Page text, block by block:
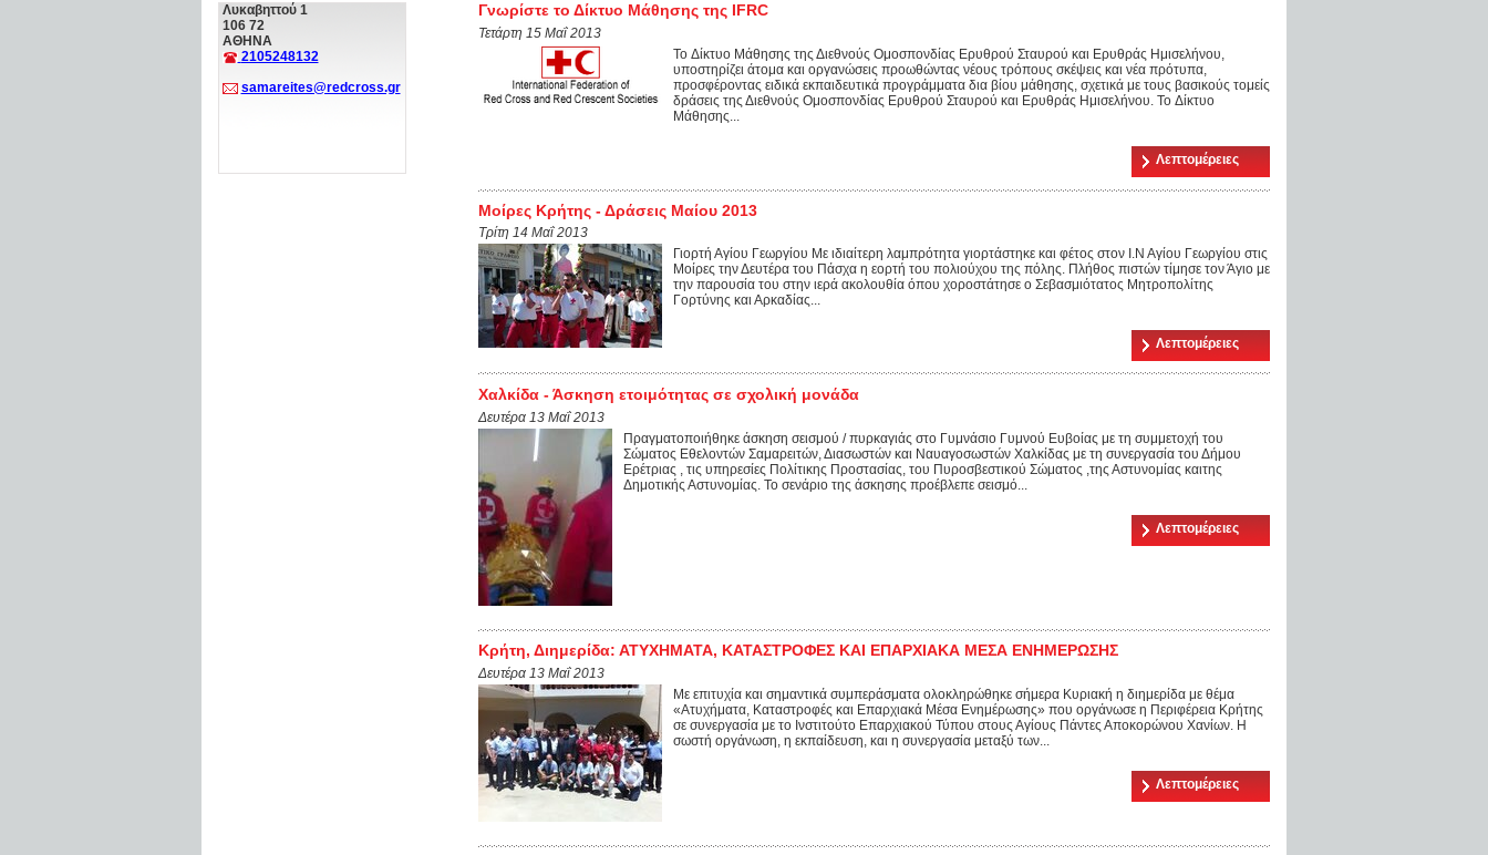
Λυκαβηττού 1
106 72
ΑΘΗΝΑ
2105248132
samareites@redcross.gr
Γνωρίστε το Δίκτυο Μάθησης της IFRC
Τετάρτη 15 Μαΐ 2013
To Δίκτυο Μάθησης της Διεθνούς Ομοσπονδίας Ερυθρού Σταυρού και Ερυθράς Ημισελήνου,
υποστηρίζει άτομα και οργανώσεις προωθώντας νέους τρόπους σκέψεις και νέα πρότυπα,
προσφέροντας ειδικά εκπαιδευτικά προγράμματα δια βίου μάθησης, σχετικά με τους βασικούς τομείς
δράσεις της Διεθνούς Ομοσπονδίας Ερυθρού Σταυρού και Ερυθράς Ημισελήνου. To Δίκτυο
Μάθησης...
Λεπτομέρειες
Μοίρες Κρήτης - Δράσεις Μαίου 2013
Τρίτη 14 Μαΐ 2013
Γιορτή Αγίου Γεωργίου Με ιδιαίτερη λαμπρότητα γιορτάστηκε και φέτος στον Ι.Ν Αγίου Γεωργίου στις
Μοίρες την Δευτέρα του Πάσχα η εορτή του πολιούχου της πόλης. Πλήθος πιστών τίμησε τον Άγιο με
την παρουσία του στην ιερά ακολουθία όπου χοροστάτησε ο Σεβασμιότατος Μητροπολίτης
Γορτύνης και Αρκαδίας...
Λεπτομέρειες
Χαλκίδα - Άσκηση ετοιμότητας σε σχολική μονάδα
Δευτέρα 13 Μαΐ 2013
Πραγματοποιήθηκε άσκηση σεισμού / πυρκαγιάς στο Γυμνάσιο Γυμνού Ευβοίας με τη συμμετοχή του
Σώματος Εθελοντών Σαμαρειτών, Διασωστών και Ναυαγοσωστών Χαλκίδας με τη συνεργασία του Δήμου
Ερέτριας , τις υπηρεσίες Πολίτικης Προστασίας, του Πυροσβεστικού Σώματος ,της Αστυνομίας καιτης
Δημοτικής Αστυνομίας. Το σενάριο της άσκησης προέβλεπε σεισμό...
Λεπτομέρειες
Κρήτη, Διημερίδα: ΑΤΥΧΗΜΑΤΑ, ΚΑΤΑΣΤΡΟΦΕΣ ΚΑΙ ΕΠΑΡΧΙΑΚΑ ΜΕΣΑ ΕΝΗΜΕΡΩΣΗΣ
Δευτέρα 13 Μαΐ 2013
Με επιτυχία και σημαντικά συμπεράσματα ολοκληρώθηκε σήμερα Κυριακή η διημερίδα με θέμα
«Ατυχήματα, Καταστροφές και Επαρχιακά Μέσα Ενημέρωσης» που οργάνωσε η Περιφέρεια Κρήτης
σε συνεργασία με το Ινστιτούτο Επαρχιακού Τύπου στους Αγίους Πάντες Αποκορώνου Χανίων. Η
σωστή οργάνωση, η εκπαίδευση, και η συνεργασία μεταξύ των...
Λεπτομέρειες